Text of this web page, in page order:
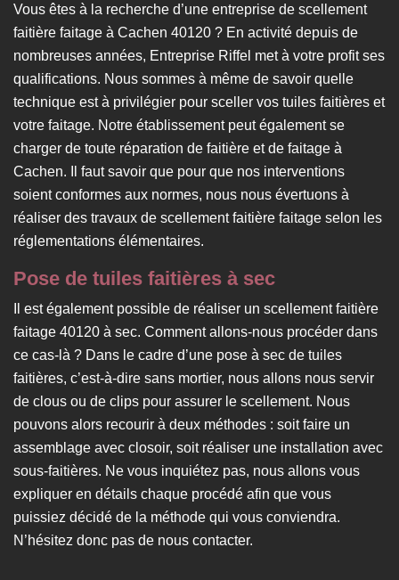
Vous êtes à la recherche d’une entreprise de scellement
faitière faitage à Cachen 40120 ? En activité depuis de
nombreuses années, Entreprise Riffel met à votre profit ses
qualifications. Nous sommes à même de savoir quelle
technique est à privilégier pour sceller vos tuiles faitières et
votre faitage. Notre établissement peut également se
charger de toute réparation de faitière et de faitage à
Cachen. Il faut savoir que pour que nos interventions
soient conformes aux normes, nous nous évertuons à
réaliser des travaux de scellement faitière faitage selon les
réglementations élémentaires.
Pose de tuiles faitières à sec
Il est également possible de réaliser un scellement faitière
faitage 40120 à sec. Comment allons-nous procéder dans
ce cas-là ? Dans le cadre d’une pose à sec de tuiles
faitières, c’est-à-dire sans mortier, nous allons nous servir
de clous ou de clips pour assurer le scellement. Nous
pouvons alors recourir à deux méthodes : soit faire un
assemblage avec closoir, soit réaliser une installation avec
sous-faitières. Ne vous inquiétez pas, nous allons vous
expliquer en détails chaque procédé afin que vous
puissiez décidé de la méthode qui vous conviendra.
N’hésitez donc pas de nous contacter.